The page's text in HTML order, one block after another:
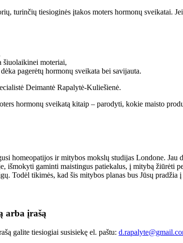
turinčių tiesioginės įtakos moters hormonų sveikatai.
šiuolaikinei moteriai,
pagerėtų hormonų sveikata bei savijauta.
Deimantė Rapalytė-Kuliešienė.
hormonų sveikatą kitaip – parodyti, kokie maisto
homeopatijos ir mitybos mokslų studijas Londone.
išmokyti gaminti maistingus patiekalus, į mitybą žiūrėti
Todėl tikimės, kad šis mitybos planas bus Jūsų pradžia
arba įrašą
galite tiesiogiai susisiekę el. paštu: